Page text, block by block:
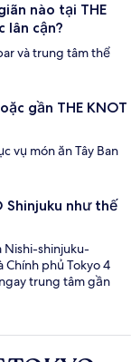
nào tại THE
lân cận?
và trung tâm thể
gần THE KNOT
vụ món ăn Tây Ban
Shinjuku như thế
Nishi-shinjuku-
phủ Tokyo 4
trung tâm gần